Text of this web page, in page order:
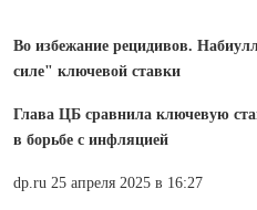
Во избежание рецидивов.
силе" ключевой ставки
Глава ЦБ сравнила ключевую
в борьбе с инфляцией
dp.ru 25 апреля 2025 в 16:27